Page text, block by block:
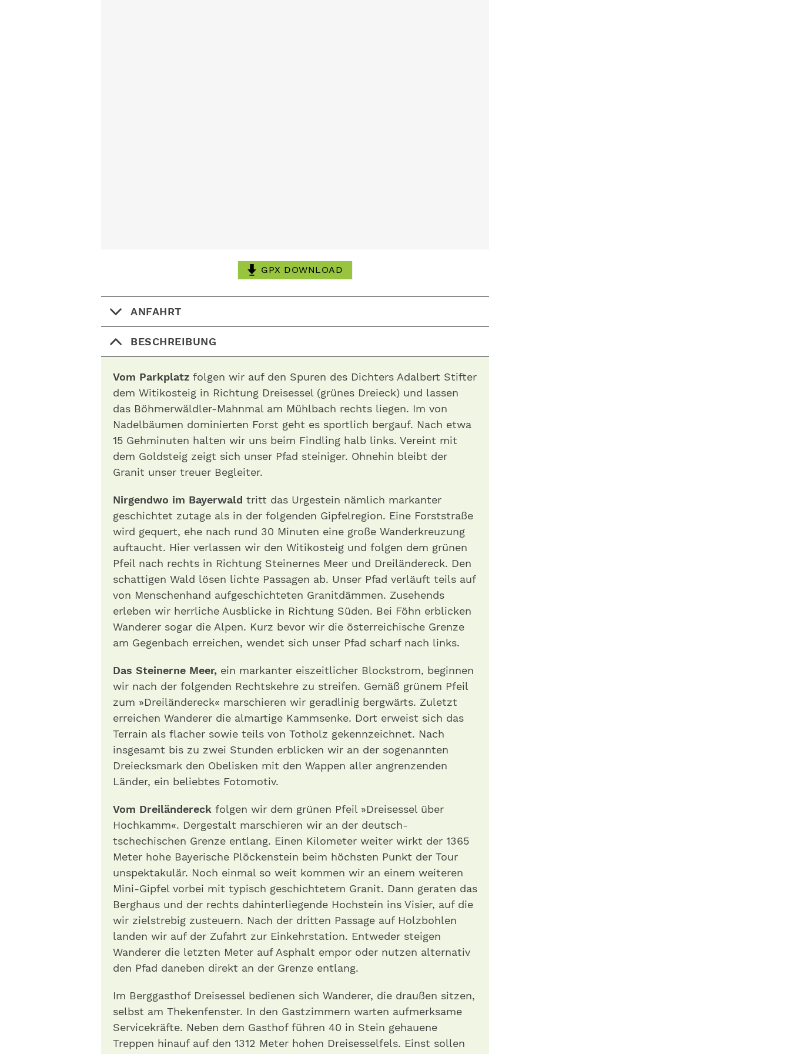
GPX DOWNLOAD
ANFAHRT
BESCHREIBUNG
Vom Parkplatz folgen wir auf den Spuren des Dichters Adalbert Stifter
dem Witikosteig in Richtung Dreisessel (grünes Dreieck) und lassen
das Böhmerwäldler-Mahnmal am Mühlbach rechts liegen. Im von
Nadelbäumen dominierten Forst geht es sportlich bergauf. Nach etwa
15 Gehminuten halten wir uns beim Findling halb links. Vereint mit
dem Goldsteig zeigt sich unser Pfad steiniger. Ohnehin bleibt der
Granit unser treuer Begleiter.
Nirgendwo im Bayerwald tritt das Urgestein nämlich markanter
geschichtet zutage als in der folgenden Gipfelregion. Eine Forststraße
wird gequert, ehe nach rund 30 Minuten eine große Wanderkreuzung
auftaucht. Hier verlassen wir den Witikosteig und folgen dem grünen
Pfeil nach rechts in Richtung Steinernes Meer und Dreiländereck. Den
schattigen Wald lösen lichte Passagen ab. Unser Pfad verläuft teils auf
von Menschenhand aufgeschichteten Granitdämmen. Zusehends
erleben wir herrliche Ausblicke in Richtung Süden. Bei Föhn erblicken
Wanderer sogar die Alpen. Kurz bevor wir die österreichische Grenze
am Gegenbach erreichen, wendet sich unser Pfad scharf nach links.
Das Steinerne Meer, ein markanter eiszeitlicher Blockstrom, beginnen
wir nach der folgenden Rechtskehre zu streifen. Gemäß grünem Pfeil
zum »Dreiländereck« marschieren wir geradlinig bergwärts. Zuletzt
erreichen Wanderer die almartige Kammsenke. Dort erweist sich das
Terrain als flacher sowie teils von Totholz gekennzeichnet. Nach
insgesamt bis zu zwei Stunden erblicken wir an der sogenannten
Dreiecksmark den Obelisken mit den Wappen aller angrenzenden
Länder, ein beliebtes Fotomotiv.
Vom Dreiländereck folgen wir dem grünen Pfeil »Dreisessel über
Hochkamm«. Dergestalt marschieren wir an der deutsch-
tschechischen Grenze entlang. Einen Kilometer weiter wirkt der 1365
Meter hohe Bayerische Plöckenstein beim höchsten Punkt der Tour
unspektakulär. Noch einmal so weit kommen wir an einem weiteren
Mini-Gipfel vorbei mit typisch geschichtetem Granit. Dann geraten das
Berghaus und der rechts dahinterliegende Hochstein ins Visier, auf die
wir zielstrebig zusteuern. Nach der dritten Passage auf Holzbohlen
landen wir auf der Zufahrt zur Einkehrstation. Entweder steigen
Wanderer die letzten Meter auf Asphalt empor oder nutzen alternativ
den Pfad daneben direkt an der Grenze entlang.
Im Berggasthof Dreisessel bedienen sich Wanderer, die draußen sitzen,
selbst am Thekenfenster. In den Gastzimmern warten aufmerksame
Servicekräfte. Neben dem Gasthof führen 40 in Stein gehauene
Treppen hinauf auf den 1312 Meter hohen Dreisesselfels. Einst sollen